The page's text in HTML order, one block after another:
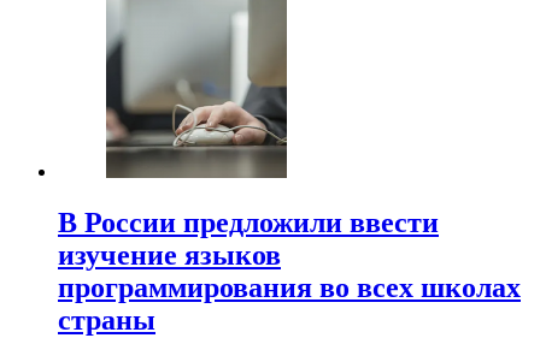
В России предложили ввести
изучение языков
программирования во всех школах
страны